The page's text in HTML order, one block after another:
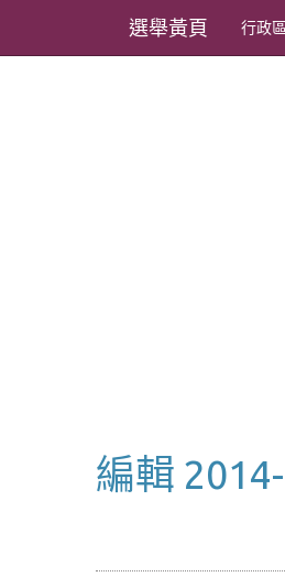
選舉黃頁 行政區
編輯